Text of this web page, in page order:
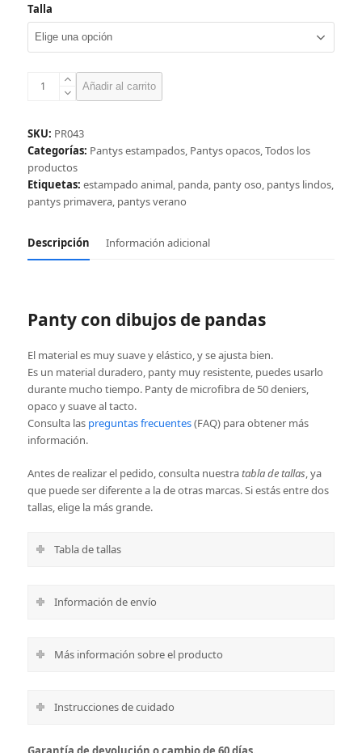
Talla
Panty
de
pandas
cantidad
Añadir al carrito
SKU: PR043
Categorías: Pantys estampados, Pantys opacos,Todos los
productos
Etiquetas: estampado animal, panda, panty oso, pantys lindos,
pantys primavera, pantys verano
Descripción Información adicional
Panty con dibujos de pandas
El material es muy suave y elástico, y se ajusta bien.
Es un material duradero, panty muy resistente, puedes usarlo
durante mucho tiempo. Panty de microfibra de 50 deniers,
opaco y suave al tacto.
Consulta las preguntas frecuentes(FAQ) para obtener más
información.
Antes de realizar el pedido, consulta nuestratabla de tallas, ya
que puede ser diferente a la de otras marcas. Si estás entre dos
tallas, elige la más grande.
Tabla de tallas
Información de envío
Más información sobre el producto
Instrucciones de cuidado